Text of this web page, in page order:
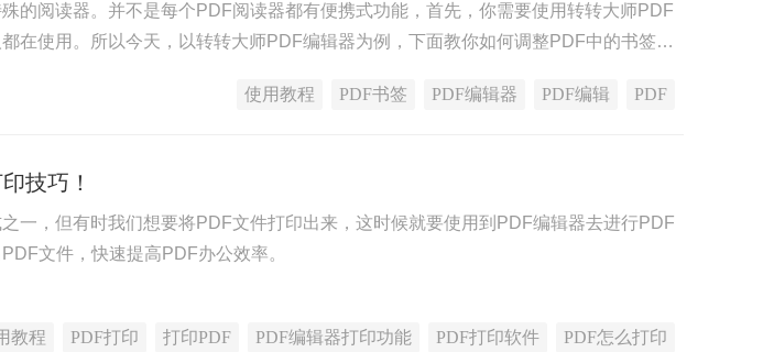
的阅读器。并不是每个PDF阅读器都有便携式功能，首先，你需要使用转转大师PDF
在使用。所以今天，以转转大师PDF编辑器为例，下面教你如何调整PDF中的书签，
使用教程 PDF书签 PDF编辑器 PDF编辑 PDF
技巧！
一，但有时我们想要将PDF文件打印出来，这时候就要使用到PDF编辑器去进行PDF
文件，快速提高PDF办公效率。
教程 PDF打印 打印PDF PDF编辑器打印功能 PDF打印软件 PDF怎么打印